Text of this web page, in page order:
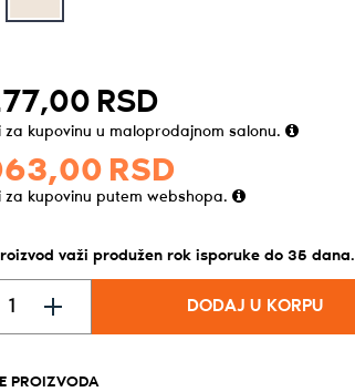
00 RSD
za kupovinu u maloprodajnom salonu.
00 RSD
za kupovinu putem webshopa.
važi produžen rok isporuke do35 dana.
DODAJ U KORPU
PROIZVODA